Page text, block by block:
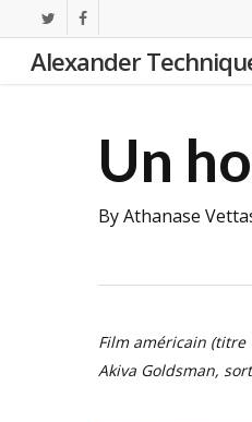
to
main
twitterfacebook
Alexander
Un
ByAthanase
Film américain (titre
Akiva Goldsman,